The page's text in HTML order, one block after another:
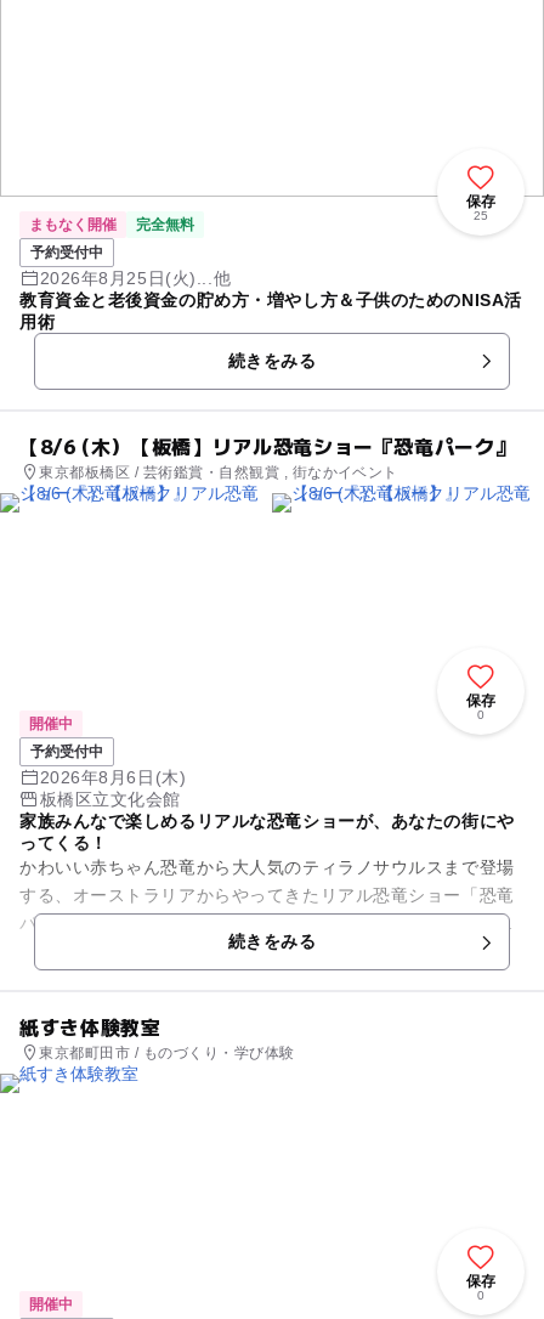
保存
25
まもなく開催
完全無料
予約受付中
2026年8月25日(火)...他
教育資金と老後資金の貯め方・増やし方＆子供のためのNISA活
用術
続きをみる
【8/6 (木）【板橋】リアル恐竜ショー『恐竜パーク』
東京都板橋区 / 芸術鑑賞・自然観賞 , 街なかイベント
保存
0
開催中
予約受付中
2026年8月6日(木)
板橋区立文化会館
家族みんなで楽しめるリアルな恐竜ショーが、あなたの街にや
ってくる！
かわいい赤ちゃん恐竜から大人気のティラノサウルスまで登場
する、オーストラリアからやってきたリアル恐竜ショー「恐竜
パーク」は、恐竜が生きていた時代にタイムスリップした感覚
で楽しくスリリングに学べる...続きをみる
紙すき体験教室
東京都町田市 / ものづくり・学び体験
保存
0
開催中